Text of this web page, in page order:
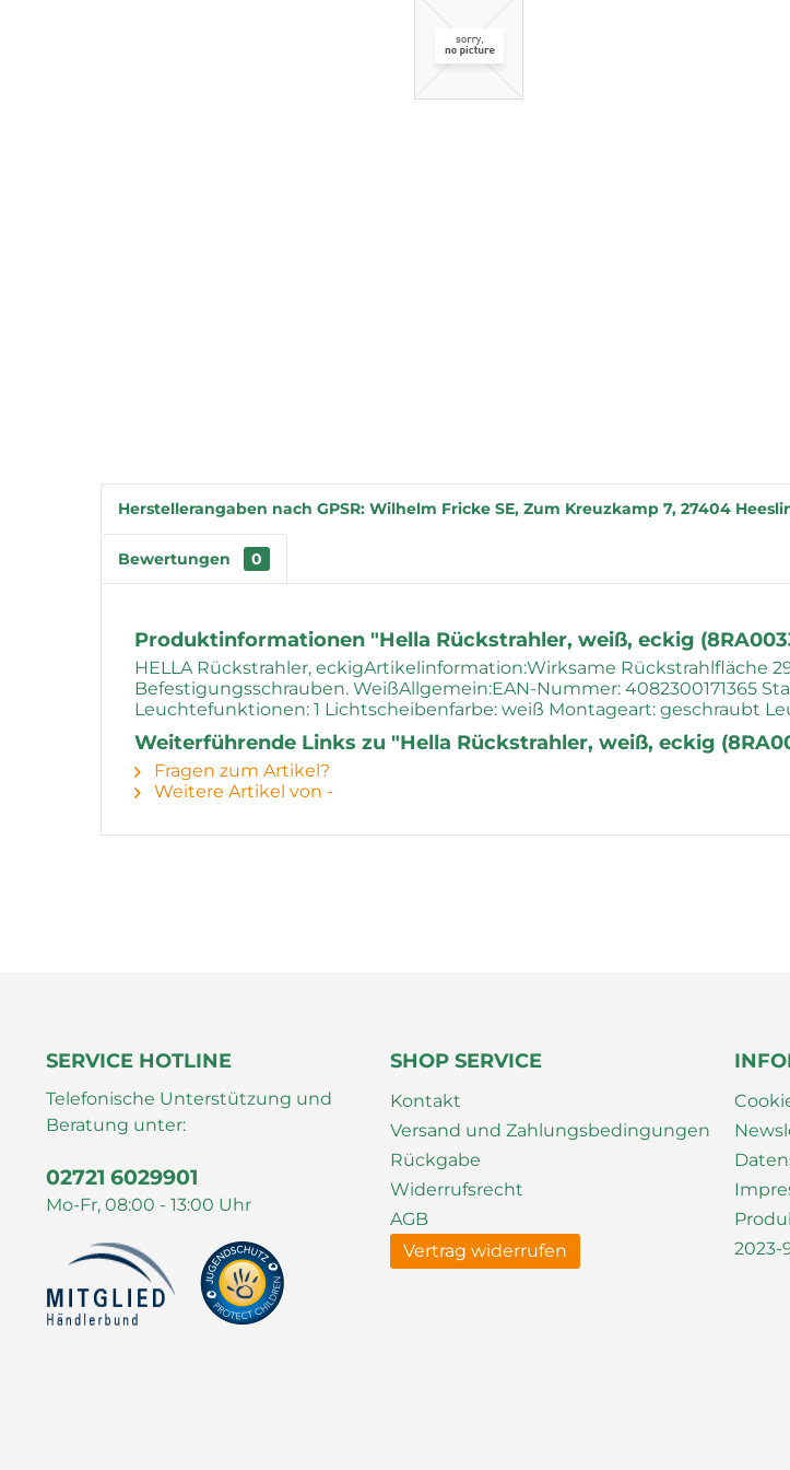
Herstellerangaben nach GPSR: Wilhelm Fricke SE, Zum Kreuzkamp 7, 27404
Bewertungen 0
Produktinformationen "Hella Rückstrahler, weiß, eckig
HELLA Rückstrahler, eckigArtikelinformation:Wirksame Rückstrahlfläche
Befestigungsschrauben. WeißAllgemein:EAN-Nummer: 4082300171365
Leuchtefunktionen: 1 Lichtscheibenfarbe: weiß Montageart: geschraubt
Weiterführende Links zu "Hella Rückstrahler, weiß, eckig
Fragen zum Artikel?
Weitere Artikel von -
SERVICE HOTLINE
Telefonische Unterstützung und
Beratung unter:
02721 6029901
Mo-Fr, 08:00 - 13:00 Uhr
SHOP SERVICE
Kontakt
Versand und Zahlungsbedingungen
Rückgabe
Widerrufsrecht
AGB
Vertrag widerrufen
2023-